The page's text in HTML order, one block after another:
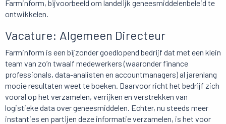
Farminform, bijvoorbeeld om landelijk geneesmiddelenbeleid te
ontwikkelen.
Vacature: Algemeen Directeur
Farminform is een bijzonder goedlopend bedrijf dat met een klein
team van zo’n twaalf medewerkers (waaronder finance
professionals, data-analisten en accountmanagers) al jarenlang
mooie resultaten weet te boeken. Daarvoor richt het bedrijf zich
vooral op het verzamelen, verrijken en verstrekken van
logistieke data over geneesmiddelen. Echter, nu steeds meer
instanties en partijen deze informatie verzamelen, is het voor